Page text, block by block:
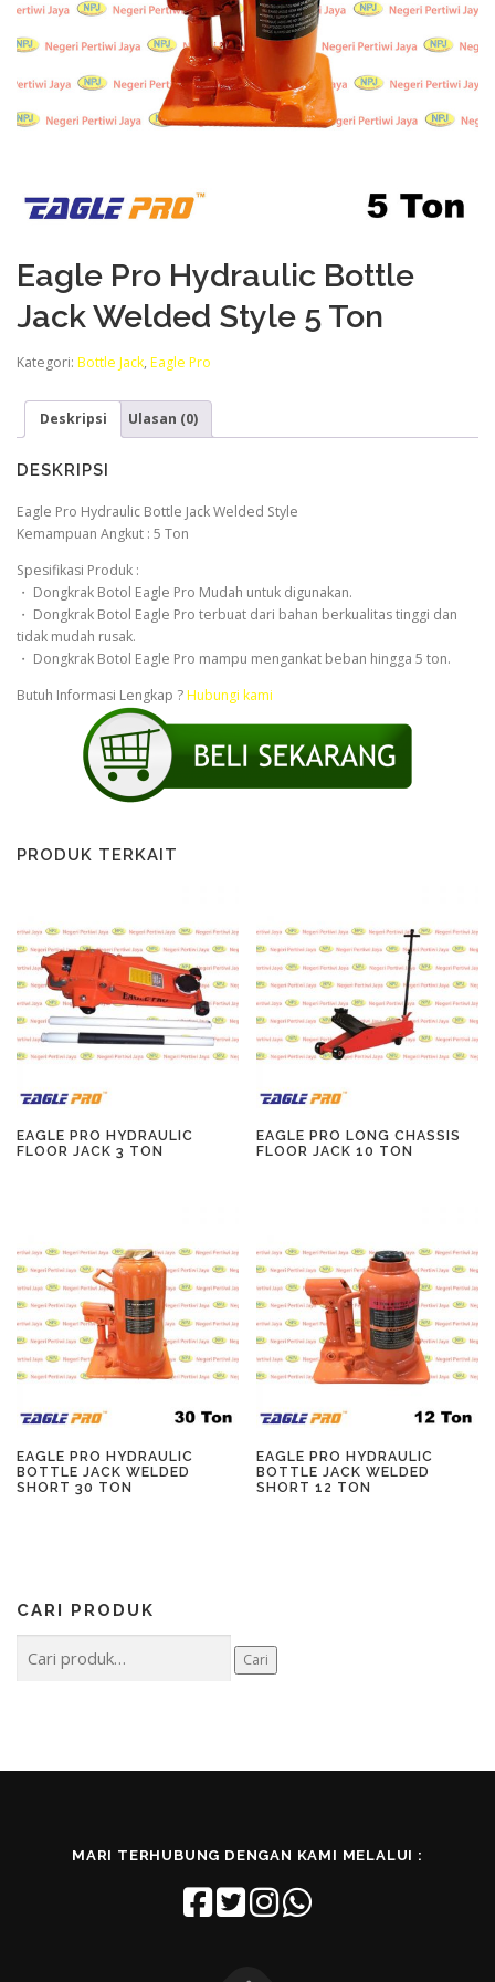
Eagle Pro Hydraulic Bottle
Jack Welded Style 5 Ton
Kategori: Bottle Jack, Eagle Pro
Deskripsi Ulasan (0)
DESKRIPSI
Eagle Pro Hydraulic Bottle Jack Welded Style
Kemampuan Angkut : 5 Ton
Spesifikasi Produk :
・ Dongkrak Botol Eagle Pro Mudah untuk digunakan.
・ Dongkrak Botol Eagle Pro terbuat dari bahan berkualitas tinggi dan
tidak mudah rusak.
・ Dongkrak Botol Eagle Pro mampu mengankat beban hingga 5 ton.
Butuh Informasi Lengkap ?Hubungi kami
PRODUK TERKAIT
EAGLE PRO HYDRAULIC
FLOOR JACK 3 TON
EAGLE PRO LONG CHASSIS
FLOOR JACK 10 TON
EAGLE PRO HYDRAULIC
BOTTLE JACK WELDED
SHORT 30 TON
EAGLE PRO HYDRAULIC
BOTTLE JACK WELDED
SHORT 12 TON
CARI PRODUK
untuk:
Cari
MARI TERHUBUNG DENGAN KAMI MELALUI :